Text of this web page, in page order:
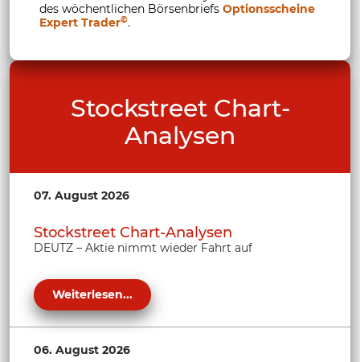
des wöchentlichen Börsenbriefs Optionsscheine
Expert Trader©.
Stockstreet Chart-
Analysen
07. August 2026
Stockstreet Chart-Analysen
DEUTZ – Aktie nimmt wieder Fahrt auf
Weiterlesen...
06. August 2026